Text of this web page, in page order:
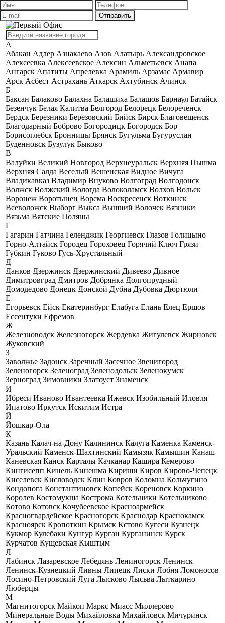
А
Абакан Адлер Азнакаево Азов Алатырь Александровское
Алексеевка Алексеевское Алексин Альметьевск Анапа
Ангарск Апатиты Апрелевка Арамиль Арзамас Армавир
Арск Асбест Астрахань Аткарск Ахтубинск Ачинск
Б
Баксан Балаково Балахна Балашиха Балашов Барнаул Батайск
Безенчук Белая Калитва Белгород Белорецк Белореченск
Бердск Березники Березовский Бийск Бирск Благовещенск
Благодарный Боброво Богородицк Богородск Бор
Борисоглебск Бронницы Брянск Бугульма Бугуруслан
Буденновск Бузулук Быково
В
Валуйки Великий Новгород Верхнеуральск Верхняя Пышма
Верхняя Салда Веселый Вешенская Видное Вичуга
Владикавказ Владимир Внуково Волгоград Волгодонск
Волжск Волжский Вологда Волоколамск Волхов Вольск
Воронеж Воротынец Ворсма Воскресенск Воткинск
Всеволожск Выборг Выкса Вышний Волочек Вязники
Вязьма Вятские Поляны
Г
Гагарин Гатчина Геленджик Георгиевск Глазов Голицыно
Горно-Алтайск Городец Гороховец Горячий Ключ Грязи
Губкин Гуково Гусь-Хрустальный
Д
Данков Дзержинск Дзержинский Дивеево Дивное
Димитровград Дмитров Добрянка Долгопрудный
Домодедово Донецк Донской Дубна Дубовка Дюртюли
Е
Егорьевск Ейск Екатеринбург Елабуга Елань Елец Ершов
Ессентуки Ефремов
Ж
Железноводск Железногорск Жердевка Жигулевск Жирновск
Жуковский
З
Заволжье Задонск Заречный Засечное Звенигород
Зеленогорск Зеленоград Зеленодольск Зеленокумск
Зерноград Зимовники Златоуст Знаменск
И
Ибреси Иваново Ивантеевка Ижевск Изобильный Иловля
Ипатово Иркутск Искитим Истра
Й
Йошкар-Ола
К
Казань Калач-на-Дону Калининск Калуга Каменка Каменск-
Уральский Каменск-Шахтинский Камызяк Камышин Канаш
Каневская Канск Карталы Качканар Кашира Кемерово
Кингисепп Кинель Кинешма Кириши Киров Кирово-Чепецк
Киселевск Кисловодск Клин Ковров Коломна Кольчугино
Кондопога Константиновск Копейск Кореновск Коркино
Королев Костомукша Кострома Котельники Котельниково
Котово Котовск Кочубеевское Красноармейск
Красногвардейское Красногорск Краснодар Краснокамск
Красноярск Кропоткин Крымск Кстово Кугеси Кузнецк
Кукмор Кулебаки Кунгур Курган Курганинск Курск
Курчатов Кущевская Кыштым
Л
Лабинск Лазаревское Лебедянь Лениногорск Ленинск
Ленинск-Кузнецкий Ливны Липецк Лиски Лобня Ломоносов
Лосино-Петровский Луга Лысково Лысьва Лыткарино
Люберцы
М
Магнитогорск Майкоп Маркс Миасс Миллерово
Минеральные Воды Михайловка Михайловск Мичуринск